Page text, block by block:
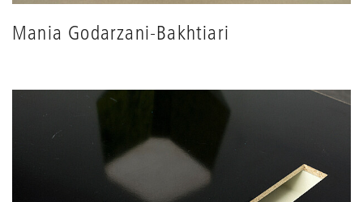
Mania Godarzani-Bakhtiari